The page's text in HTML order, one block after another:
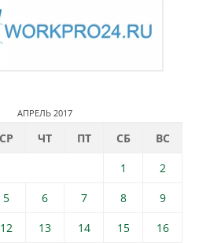
АПРЕЛЬ 2017
СР ЧТ ПТ СБ
ВС
1
2
5 6 7 8
9
12 13 14 15
16